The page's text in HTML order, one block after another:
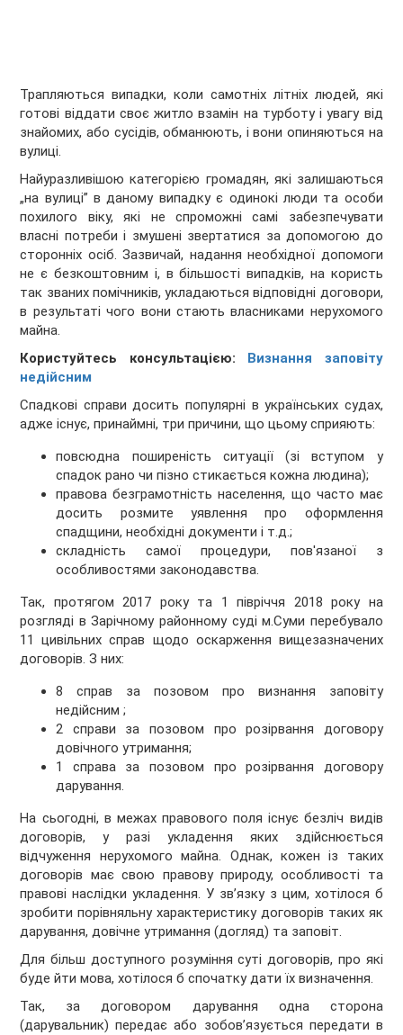
Трапляються випадки, коли самотніх літніх людей, які
готові віддати своє житло взамін на турботу і увагу від
знайомих, або сусідів, обманюють, і вони опиняються на
вулиці.
Найуразливішою категорією громадян, які залишаються
„на вулиці” в даному випадку є одинокі люди та особи
похилого віку, які не спроможні самі забезпечувати
власні потреби і змушені звертатися за допомогою до
сторонніх осіб. Зазвичай, надання необхідної допомоги
не є безкоштовним і, в більшості випадків, на користь
так званих помічників, укладаються відповідні договори,
в результаті чого вони стають власниками нерухомого
майна.
Користуйтесь консультацією: Визнання заповіту
недійсним
Спадкові справи досить популярні в українських судах,
адже існує, принаймні, три причини, що цьому сприяють:
повсюдна поширеність ситуації (зі вступом у
спадок рано чи пізно стикається кожна людина);
правова безграмотність населення, що часто має
досить розмите уявлення про оформлення
спадщини, необхідні документи і т.д.;
складність самої процедури, пов'язаної з
особливостями законодавства.
Так, протягом 2017 року та 1 півріччя 2018 року на
розгляді в Зарічному районному суді м.Суми перебувало
11 цивільних справ щодо оскарження вищезазначених
договорів. З них:
8 справ за позовом про визнання заповіту
недійсним ;
2 справи за позовом про розірвання договору
довічного утримання;
1 справа за позовом про розірвання договору
дарування.
На сьогодні, в межах правового поля існує безліч видів
договорів, у разі укладення яких здійснюється
відчуження нерухомого майна. Однак, кожен із таких
договорів має свою правову природу, особливості та
правові наслідки укладення. У зв’язку з цим, хотілося б
зробити порівняльну характеристику договорів таких як
дарування, довічне утримання (догляд) та заповіт.
Для більш доступного розуміння суті договорів, про які
буде йти мова, хотілося б спочатку дати їх визначення.
Так, за договором дарування одна сторона
(дарувальник) передає або зобов’язується передати в